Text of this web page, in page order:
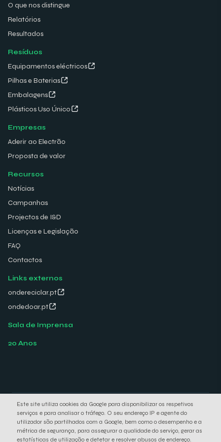
O que nos distingue
Relatórios
Resultados
Resíduos
Equipamentos eléctricos
Pilhas e Baterias
Embalagens
Plásticos Uso Único
Empresas
Aderir ao Electrão
Proposta de valor
Recursos
Notícias
Campanhas
Projectos de I&D
Licenças e Legislação
FAQ
Contactos
Links externos
ondereciclar.pt
ondedoar.pt
Sala de Imprensa
20 Anos
© 2026 Electrão. All rights reserved.
Política de PrivacidadePolítica de Cookies
Este site utiliza cookies da Google para disponibilizar os respetivos
serviços e para analisar o tráfego. O seu endereço IP e agente do
utilizador são partilhados com a Google, bem como o desempenho e a
métrica de segurança, para assegurar a qualidade do serviço, gerar as
estatísticas de utilização e detetar e resolver abusos de endereço.